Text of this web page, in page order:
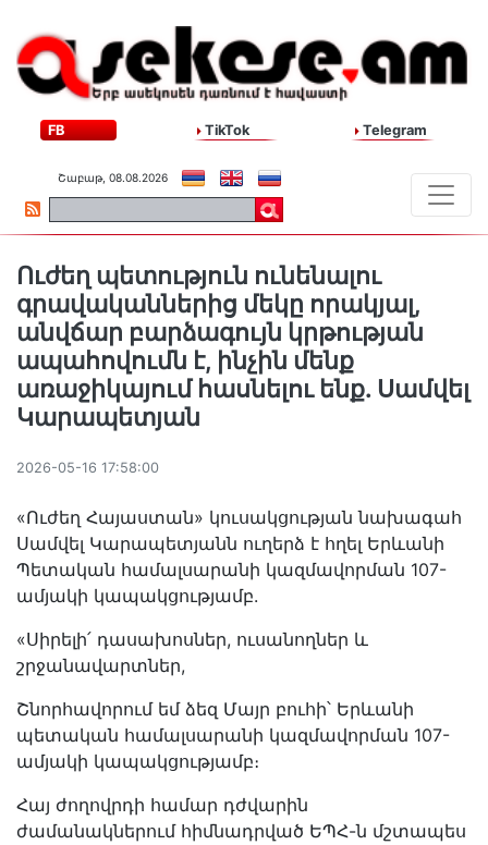
FB TikTok Telegram
Շաբաթ, 08.08.2026
Ուժեղ պետություն ունենալու
գրավականներից մեկը որակյալ,
անվճար բարձագույն կրթության
ապահովումն է, ինչին մենք
առաջիկայում հասնելու ենք. Սամվել
Կարապետյան
2026-05-16 17:58:00
«Ուժեղ Հայաստան» կուսակցության նախագահ
Սամվել Կարապետյանն ուղերձ է հղել Երևանի
Պետական համալսարանի կազմավորման 107-
ամյակի կապակցությամբ.
«Սիրելի՛ դասախոսներ, ուսանողներ և
շրջանավարտներ,
Շնորհավորում եմ ձեզ Մայր բուհի՝ Երևանի
պետական համալսարանի կազմավորման 107-
ամյակի կապակցությամբ։
Հայ ժողովրդի համար դժվարին
ժամանակներում հիմնադրված ԵՊՀ-ն մշտապես